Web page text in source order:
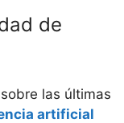
de
las últimas
artificial